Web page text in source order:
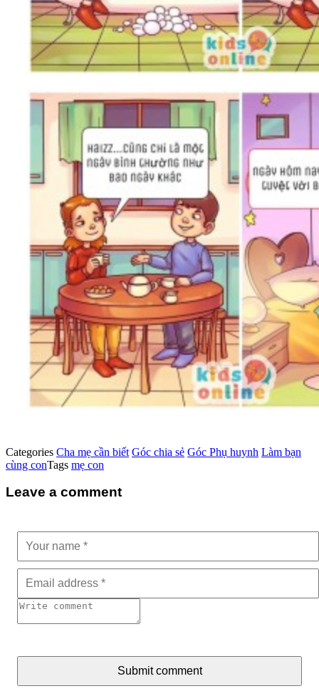
Categories Cha mẹ cần biết Góc chia sẻ Góc Phụ huynh Làm bạn
cùng conTags mẹ con
Leave a comment
Submit comment